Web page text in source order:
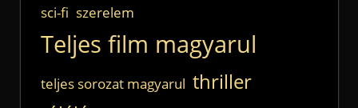
sci-fi szerelem
Teljes film magyarul
teljes sorozat magyarul thriller